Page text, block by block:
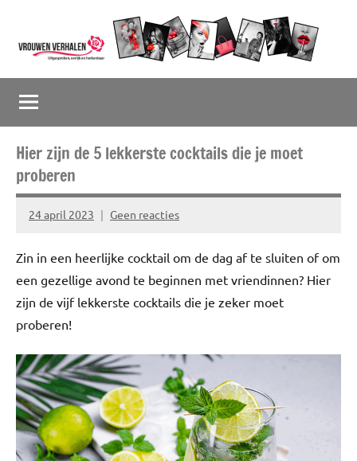
inhoud
springen
Vrouwenverhalen
en
herkenbaar
Hier zijn de 5 lekkerste cocktails die je moet
proberen
24 april 2023
Marion
Geen reacties
Zin in een heerlijke cocktail om de dag af te sluiten of om
een gezellige avond te beginnen met vriendinnen? Hier
zijn de vijf lekkerste cocktails die je zeker moet
proberen!